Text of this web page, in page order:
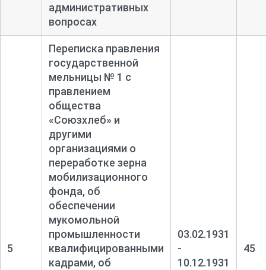
административных
вопросах
5
Переписка правления
государственной
мельницы № 1 с
правлением
общества
«Союзхлеб» и
другими
организациями о
переработке зерна
мобилизационного
фонда, об
обеспечении
мукомольной
промышленности
квалифицированными
кадрами, об
03.02.1931
-
10.12.1931
45